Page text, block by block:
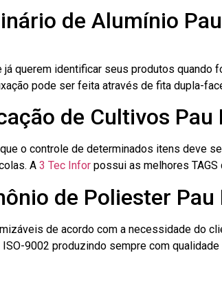
de Alumínio
já querem identificar seus produtos
pode ser feita através de fita dupla-
de Cultivos Pau
o controle de determinados itens deve
A 3 Tec Infor possui as melhores
de Poliester Pau
de acordo com a necessidade do
9002 produzindo sempre com